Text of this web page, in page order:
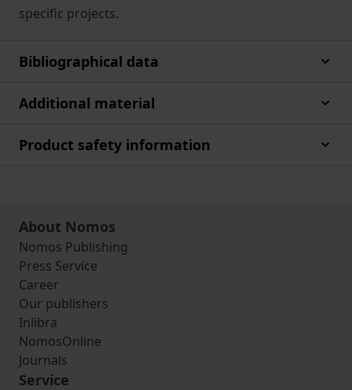
specific projects.
Bibliographical data
Additional material
Product safety information
About Nomos
Nomos Publishing
Press Service
Career
Our publishers
Inlibra
NomosOnline
Journals
Service